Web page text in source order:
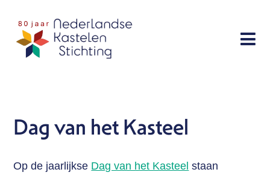
links
over
navigatie
Spring
de
Menu
Dag van het Kasteel
Op de jaarlijkse Dag van het Kasteel staan
Doe mee
Excursies
Dag van het Kasteel